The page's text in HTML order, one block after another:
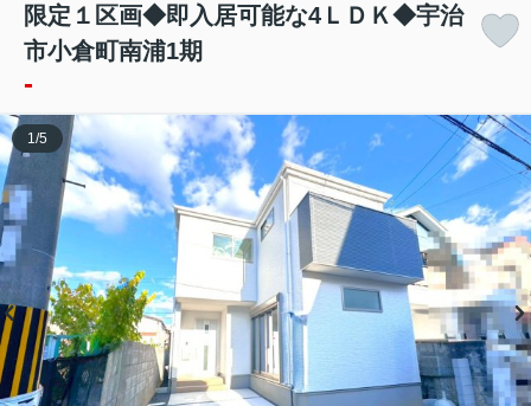
限定１区画◆即入居可能な4ＬＤＫ◆宇治
市小倉町南浦1期
-
1 /5